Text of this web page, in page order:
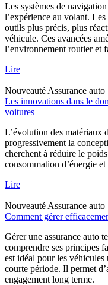
Les systèmes de
l’expérience au volant.
outils plus précis, plus
véhicule. Ces avancées
l’environnement routier et
Lire
Nouveauté Assurance auto
Les innovations dans le
voitures
L’évolution des matériaux
progressivement la
cherchent à réduire le
consommation d’énergie
Lire
Nouveauté Assurance auto
Comment gérer
Gérer une assurance auto
comprendre ses principes
est idéal pour les
courte période. Il permet
engagement long terme.